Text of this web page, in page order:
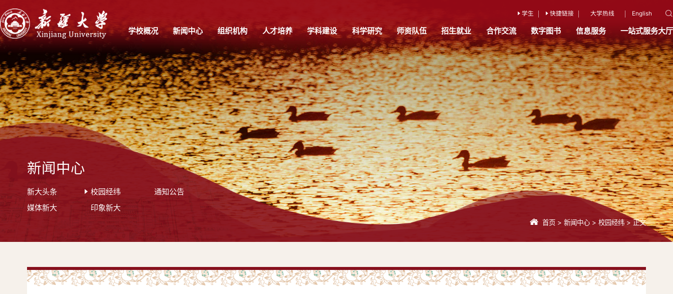
学生 快捷链接 大学热线 English
学校概况 新闻中心 组织机构 人才培养 学科建设 科学研究 师资队伍 招生就业 合作交流 数字图书 信息服务 一站式服务大厅
首页 >新闻中心 >校园经纬 > 正文
新闻中心
新大头条 校园经纬
通知公告
媒体新大
印象新大